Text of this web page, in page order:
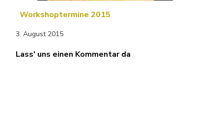
Workshoptermine 2015
3. August 2015
Lass' uns einen Kommentar da